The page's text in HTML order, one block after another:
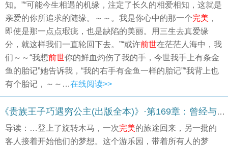
知。”“可能今生相遇的机缘，注定了长久的相爱相知，这就是
亲爱的你所追求的随缘。～～。我是你心中的那一个完美 ，
即使是那一点点瑕疵，也是缺陷的美丽。用三生去真爱缘
分，就这样我们一直轮回下去。”“或许前世在茫茫人海中，我
们～～“我想前世你的鲜血灼伤了我的手，今世我手上有条金
鱼的胎记”她告诉我，“我的右手有金鱼一样的胎记”“我背上也
有个胎记，～～…在线阅读>>
《贵族王子巧遇穷公主(出版全本)》·第169章：曾经与现在
导读：…登上了旋转木马，一次完美的旅途回来，另一批的
客人接着开始他们的梦想。这个游乐园，带着所有人的梦